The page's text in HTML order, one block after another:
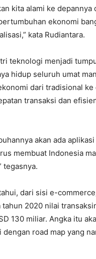
kita alami ke depannya
ekonomi
kata Rudiantara.
teknologi menjadi
hidup seluruh umat
dari tradisional ke
transaksi dan
akan ada
membuat Indonesia
tegasnya.
dari sisi e-
2020 nilai
130 miliar. Angka itu
dengan road map yang